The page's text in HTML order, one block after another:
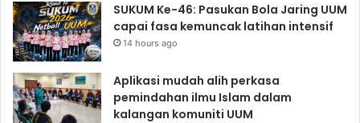
SUKUM Ke-46: Pasukan Bola Jaring UUM
capai fasa kemuncak latihan intensif
14 hours ago
Aplikasi mudah alih perkasa
pemindahan ilmu Islam dalam
kalangan komuniti UUM